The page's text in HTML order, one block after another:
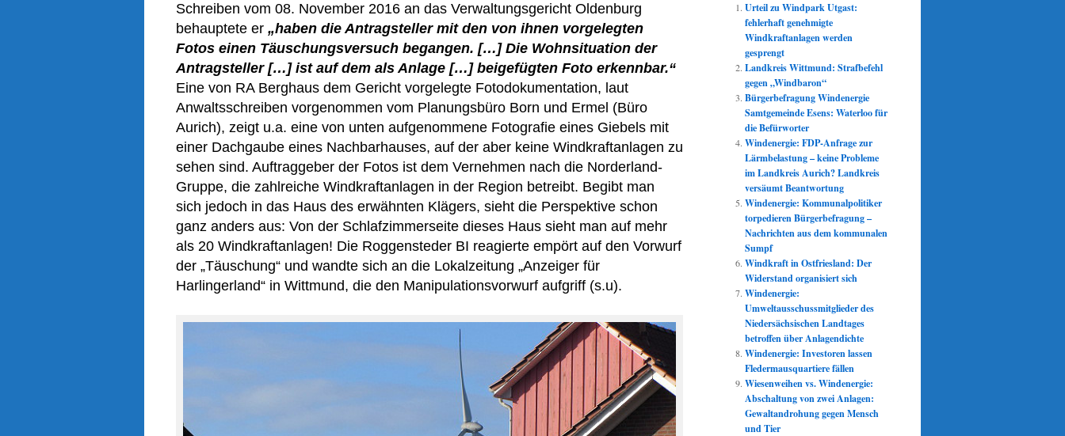
Schreiben vom 08. November 2016 an das Verwaltungsgericht Oldenburg
behauptete er „haben die Antragsteller mit den von ihnen vorgelegten
Fotos einen Täuschungsversuch begangen. […] Die Wohnsituation der
Antragsteller […] ist auf dem als Anlage […] beigefügten Foto erkennbar.“
Eine von RA Berghaus dem Gericht vorgelegte Fotodokumentation, laut
Anwaltsschreiben vorgenommen vom Planungsbüro Born und Ermel (Büro
Aurich), zeigt u.a. eine von unten aufgenommene Fotografie eines Giebels mit
einer Dachgaube eines Nachbarhauses, auf der aber keine Windkraftanlagen zu
sehen sind. Auftraggeber der Fotos ist dem Vernehmen nach die Norderland-
Gruppe, die zahlreiche Windkraftanlagen in der Region betreibt. Begibt man
sich jedoch in das Haus des erwähnten Klägers, sieht die Perspektive schon
ganz anders aus: Von der Schlafzimmerseite dieses Haus sieht man auf mehr
als 20 Windkraftanlagen! Die Roggensteder BI reagierte empört auf den Vorwurf
der „Täuschung“ und wandte sich an die Lokalzeitung „Anzeiger für
Harlingerland“ in Wittmund, die den Manipulationsvorwurf aufgriff (s.u).
Urteil zu Windpark Utgast:
fehlerhaft genehmigte
Windkraftanlagen werden
gesprengt
Landkreis Wittmund: Strafbefehl
gegen „Windbaron“
Bürgerbefragung Windenergie
Samtgemeinde Esens: Waterloo für
die Befürworter
Windenergie: FDP-Anfrage zur
Lärmbelastung – keine Probleme
im Landkreis Aurich? Landkreis
versäumt Beantwortung
Windenergie: Kommunalpolitiker
torpedieren Bürgerbefragung –
Nachrichten aus dem kommunalen
Sumpf
Windkraft in Ostfriesland: Der
Widerstand organisiert sich
Windenergie:
Umweltausschussmitglieder des
Niedersächsischen Landtages
betroffen über Anlagendichte
Windenergie: Investoren lassen
Fledermausquartiere fällen
Wiesenweihen vs. Windenergie:
Abschaltung von zwei Anlagen:
Gewaltandrohung gegen Mensch
und Tier